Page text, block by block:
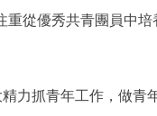
從優秀共青團員中
抓青年工作，做青